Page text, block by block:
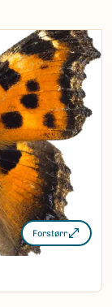
Forstørr